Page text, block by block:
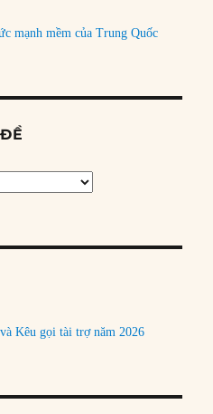
mạnh mềm của Trung Quốc
Kêu gọi tài trợ năm 2026